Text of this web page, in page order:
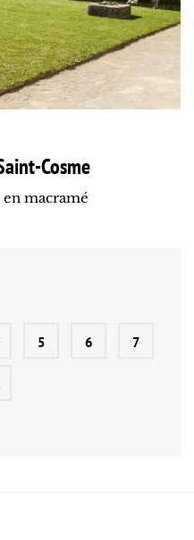
Cosme
macramé
5 6 7